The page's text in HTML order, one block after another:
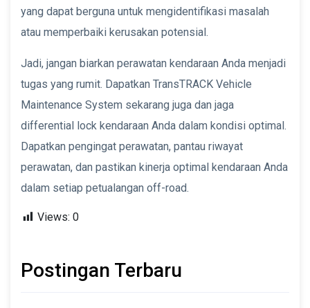
yang dapat berguna untuk mengidentifikasi masalah
atau memperbaiki kerusakan potensial.
Jadi, jangan biarkan perawatan kendaraan Anda menjadi
tugas yang rumit. Dapatkan TransTRACK Vehicle
Maintenance System sekarang juga dan jaga
differential lock kendaraan Anda dalam kondisi optimal.
Dapatkan pengingat perawatan, pantau riwayat
perawatan, dan pastikan kinerja optimal kendaraan Anda
dalam setiap petualangan off-road.
Views: 0
Postingan Terbaru